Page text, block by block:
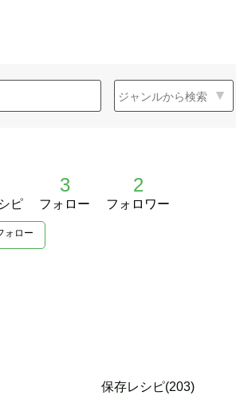
ピ
3
フォロー
2
フォロワー
ォロー
保存レシピ(203)